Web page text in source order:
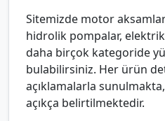
Sitemizde motor
hidrolik pompalar,
daha birçok kategoride
bulabilirsiniz. Her ürün
açıklamalarla
açıkça belirtilmektedir.